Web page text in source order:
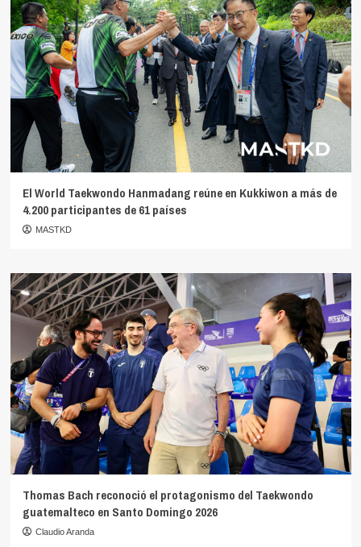
El World Taekwondo Hanmadang reúne en Kukkiwon a más de
4.200 participantes de 61 países
MASTKD
Thomas Bach reconoció el protagonismo del Taekwondo
guatemalteco en Santo Domingo 2026
Claudio Aranda